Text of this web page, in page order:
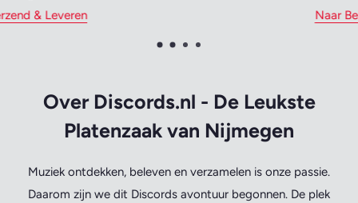
Over Discords.nl - De Leukste
Platenzaak van Nijmegen
Muziek ontdekken, beleven en verzamelen is onze passie.
Daarom zijn we dit Discords avontuur begonnen. De plek